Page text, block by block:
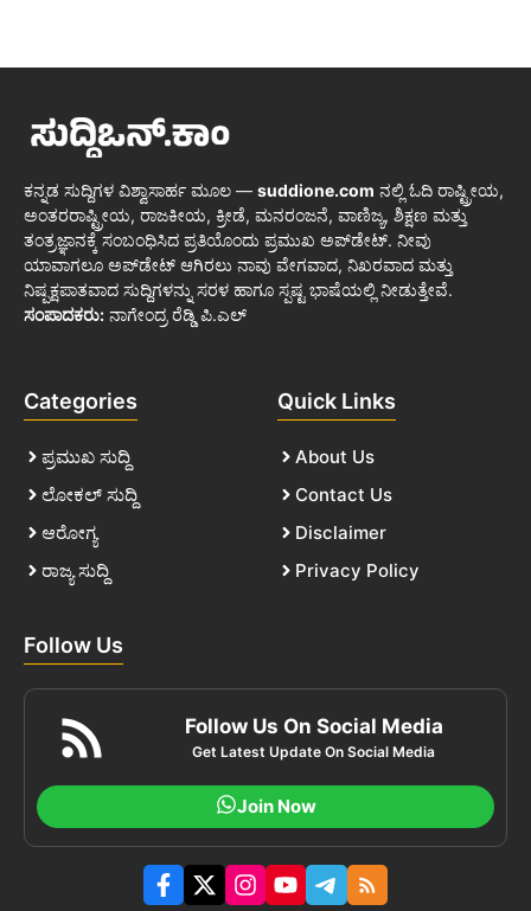
ಕನ್ನಡ ಸುದ್ದಿಗಳ ವಿಶ್ವಾಸಾರ್ಹ ಮೂಲ — suddione.com ನಲ್ಲಿ ಓದಿ ರಾಷ್ಟ್ರೀಯ,
ಅಂತರರಾಷ್ಟ್ರೀಯ, ರಾಜಕೀಯ, ಕ್ರೀಡೆ, ಮನರಂಜನೆ, ವಾಣಿಜ್ಯ, ಶಿಕ್ಷಣ ಮತ್ತು
ತಂತ್ರಜ್ಞಾನಕ್ಕೆ ಸಂಬಂಧಿಸಿದ ಪ್ರತಿಯೊಂದು ಪ್ರಮುಖ ಅಪ್‌ಡೇಟ್. ನೀವು
ಯಾವಾಗಲೂ ಅಪ್‌ಡೇಟ್ ಆಗಿರಲು ನಾವು ವೇಗವಾದ, ನಿಖರವಾದ ಮತ್ತು
ನಿಷ್ಪಕ್ಷಪಾತವಾದ ಸುದ್ದಿಗಳನ್ನು ಸರಳ ಹಾಗೂ ಸ್ಪಷ್ಟ ಭಾಷೆಯಲ್ಲಿ ನೀಡುತ್ತೇವೆ.
ಸಂಪಾದಕರು: ನಾಗೇಂದ್ರ ರೆಡ್ಡಿ ಪಿ.ಎಲ್
Categories
ಪ್ರಮುಖ ಸುದ್ದಿ
ಲೋಕಲ್ ಸುದ್ದಿ
ಆರೋಗ್ಯ
ರಾಜ್ಯ ಸುದ್ದಿ
Quick Links
About Us
Contact Us
Disclaimer
Privacy Policy
Follow Us
Follow Us On Social Media
Get Latest Update On Social Media
Join Now